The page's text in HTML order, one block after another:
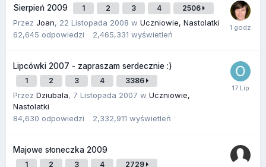
Sierpień 2009 1 2 3 4 2506
Przez Joan, 22 Listopada 2008 w Uczniowie, Nastolatki
62,645 odpowiedzi 2,465,331 wyświetleń
Lipcówki 2007 - zapraszam serdecznie :)
1 2 3 4 3386
Przez Dziubala, 7 Listopada 2007 w Uczniowie,
Nastolatki
84,630 odpowiedzi 2,332,911 wyświetleń
Majowe słoneczka 2009
1 2 3 4 2729